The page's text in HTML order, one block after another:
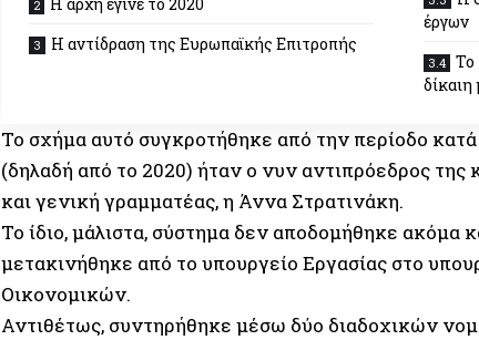
Η αρχή έγινε το 2020
Η αντίδραση της Ευρωπαϊκής Επιτροπής
έργων
Το
Το σχήμα αυτό συγκροτήθηκε από την περίοδο
(δηλαδή από το 2020) ήταν ο νυν αντιπρόεδρος
και γενική γραμματέας, η Άννα Στρατινάκη.
Το ίδιο, μάλιστα, σύστημα δεν αποδομήθηκε ακόμα
μετακινήθηκε από το υπουργείο Εργασίας στο
Οικονομικών.
Αντιθέτως, συντηρήθηκε μέσω δύο διαδοχικών